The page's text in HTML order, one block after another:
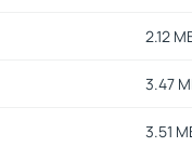
2.12
3.47
3.51